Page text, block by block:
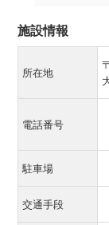
施設情報
所在地
電話番号
駐車場
交通手段